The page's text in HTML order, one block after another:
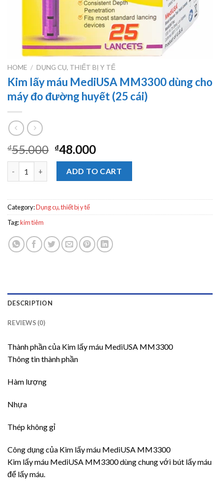
HOME / DỤNG CỤ, THIẾT BỊ Y TẾ
Kim lấy máu MediUSA MM3300 dùng cho
máy đo đường huyết (25 cái)
₫55.000 ₫48.000
Kim lấy máu MediUSA MM3300 dùng cho máy đo đường huyết
ADD TO CART
Category:Dụng cụ, thiết bị y tế
Tag:kim tiêm
DESCRIPTION
REVIEWS (0)
Thành phần của Kim lấy máu MediUSA MM3300
Thông tin thành phần
Hàm lượng
Nhựa
Thép không gỉ
Công dụng của Kim lấy máu MediUSA MM3300
Kim lấy máu MediUSA MM3300 dùng chung với bút lấy máu
để lấy máu.